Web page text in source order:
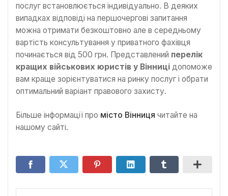
послуг встановлюється індивідуально. В деяких
випадках відповіді на першочергові запитання
можна отримати безкоштовно але в середньому
вартість консультування у приватного фахівця
починається від 500 грн. Представлений перелік
кращих військових юристів у Вінниці допоможе
вам краще зорієнтуватися на ринку послуг і обрати
оптимальний варіант правового захисту.
Більше інформації про місто Вінниця читайте на
нашому сайті.